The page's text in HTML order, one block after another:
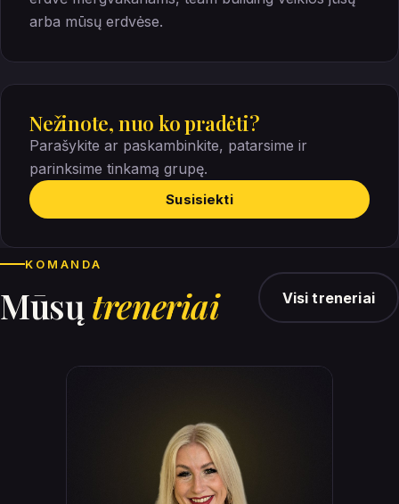
arba mūsų erdvėse.
Nežinote, nuo ko pradėti?
Parašykite ar paskambinkite, patarsime ir
parinksime tinkamą grupę.
Susisiekti
KOMANDA
Mūsų treneriai Visi treneriai